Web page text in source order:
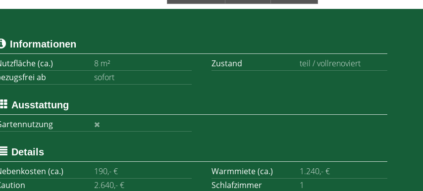
Informationen
(ca.)
8 m² Zustand
teil / vollrenoviert
ab
sofort
Ausstattung
Details
(ca.)
190,- € Warmmiete (ca.)
1.240,- €
2.640,- € Schlafzimmer
1